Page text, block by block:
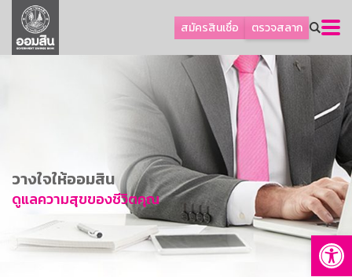
สมัครสินเชื่อ ตรวจสลาก
ลูกค้าธุรกิจ
ลูกค้าผู้ประกอบรายย่อย
การพัฒนาที่ยั่งยืน
ข่าวสาร
บริการทางการเงิน
อื่นๆ
วางใจให้ออมสิน
ดูแลความสุขของชีวิตคุณ